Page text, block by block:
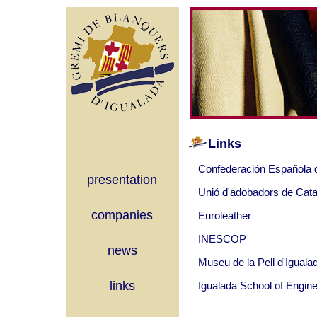
presentation
companies
news
links
Links
Confederación Española
Unió d'adobadors de
Euroleather
INESCOP
Museu de la Pell
Igualada School of